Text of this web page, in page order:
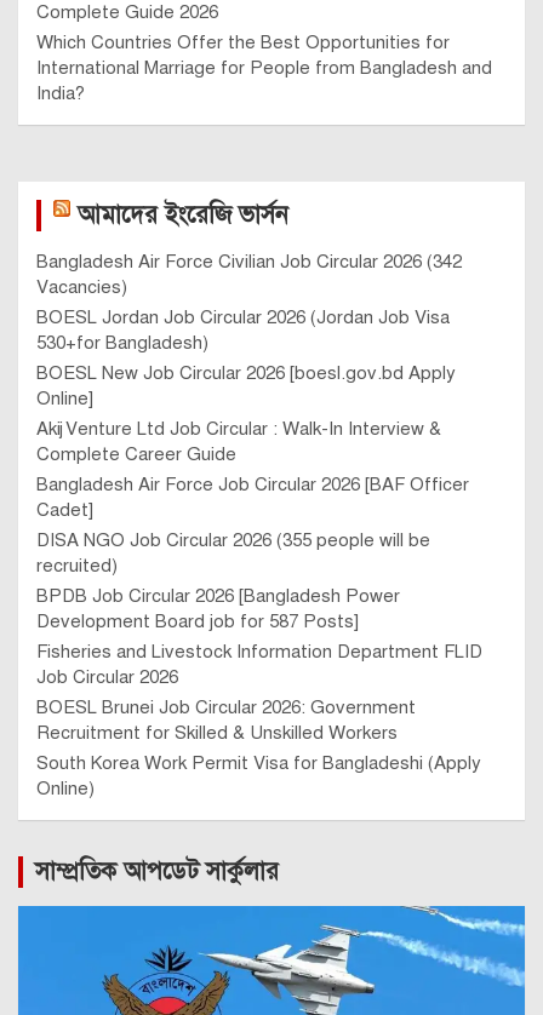
Complete Guide 2026
Which Countries Offer the Best Opportunities for
International Marriage for People from Bangladesh and
India?
আমাদের ইংরেজি ভার্সন
Bangladesh Air Force Civilian Job Circular 2026 (342
Vacancies)
BOESL Jordan Job Circular 2026 (Jordan Job Visa
530+for Bangladesh)
BOESL New Job Circular 2026 [boesl.gov.bd Apply
Online]
Akij Venture Ltd Job Circular : Walk-In Interview &
Complete Career Guide
Bangladesh Air Force Job Circular 2026 [BAF Officer
Cadet]
DISA NGO Job Circular 2026 (355 people will be
recruited)
BPDB Job Circular 2026 [Bangladesh Power
Development Board job for 587 Posts]
Fisheries and Livestock Information Department FLID
Job Circular 2026
BOESL Brunei Job Circular 2026: Government
Recruitment for Skilled & Unskilled Workers
South Korea Work Permit Visa for Bangladeshi (Apply
Online)
সাম্প্রতিক আপডেট সার্কুলার